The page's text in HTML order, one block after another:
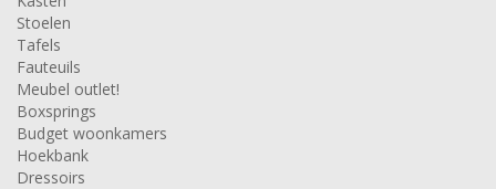
Stoelen
Tafels
Fauteuils
Meubel outlet!
Boxsprings
Budget woonkamers
Hoekbank
Dressoirs